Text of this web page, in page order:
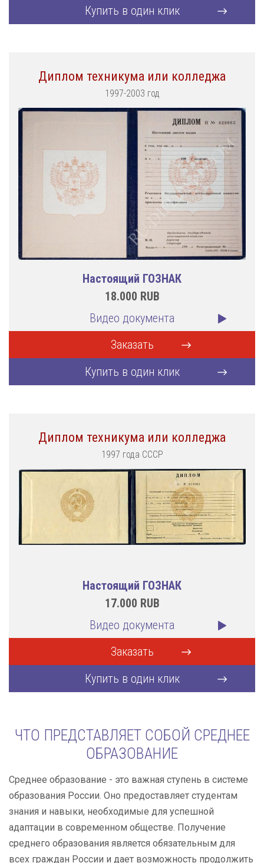
Купить в один клик
Диплом техникума или колледжа
1997-2003 год
Настоящий ГОЗНАК
18.000 RUB
Видео документа
Заказать
Купить в один клик
Диплом техникума или колледжа
1997 года СССР
Настоящий ГОЗНАК
17.000 RUB
Видео документа
Заказать
Купить в один клик
ЧТО ПРЕДСТАВЛЯЕТ СОБОЙ СРЕДНЕЕ
ОБРАЗОВАНИЕ
Среднее образование - это важная ступень в системе
образования России. Оно предоставляет студентам
знания и навыки, необходимые для успешной
адаптации в современном обществе. Получение
среднего образования является обязательным для
всех граждан России и дает возможность продолжить